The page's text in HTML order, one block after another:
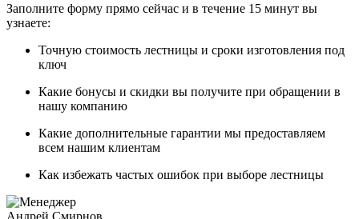
Заполните форму прямо сейчас и в течение 15 минут вы
узнаете:
Точную стоимость лестницы и сроки изготовления под
ключ
Какие бонусы и скидки вы получите при обращении в
нашу компанию
Какие дополнительные гарантии мы предоставляем
всем нашим клиентам
Как избежать частых ошибок при выборе лестницы
Андрей Смирнов